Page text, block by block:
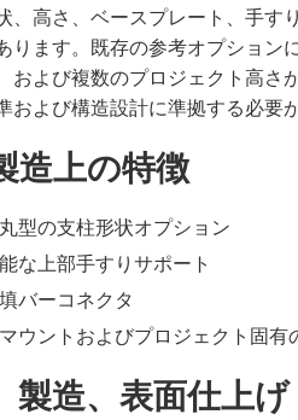
、高さ、ベースプレート、手す
ります。既存の参考オプション
および複数のプロジェクト高さ
および構造設計に準拠する必要
造上の特徴
型の支柱形状オプション
な上部手すりサポート
バーコネクタ
ウントおよびプロジェクト固有
製造、表面仕上げ